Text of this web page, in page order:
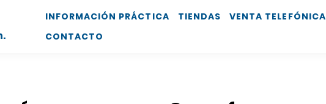
INFORMACIÓN PRÁCTICA TIENDAS VENTA TELEFÓNICA
CONTACTO